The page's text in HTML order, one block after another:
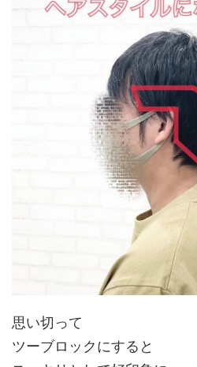
思い切って
ツーブロックにすると